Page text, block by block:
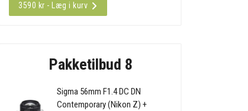
3590 kr - Læg i kurv
Pakketilbud 8
Sigma 56mm F1.4 DC DN
Contemporary (Nikon Z) +